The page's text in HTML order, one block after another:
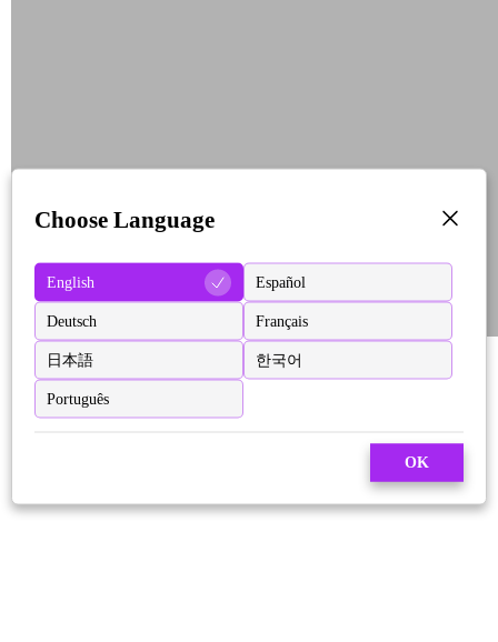
Choose Language
English Español
Deutsch Français
日本語 한국어
Português
OK